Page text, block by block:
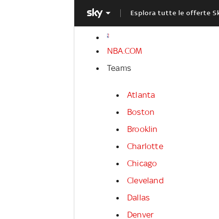
Esplora tutte le offerte
NBA.COM
Teams
Atlanta
Boston
Brooklin
Charlotte
Chicago
Cleveland
Dallas
Denver